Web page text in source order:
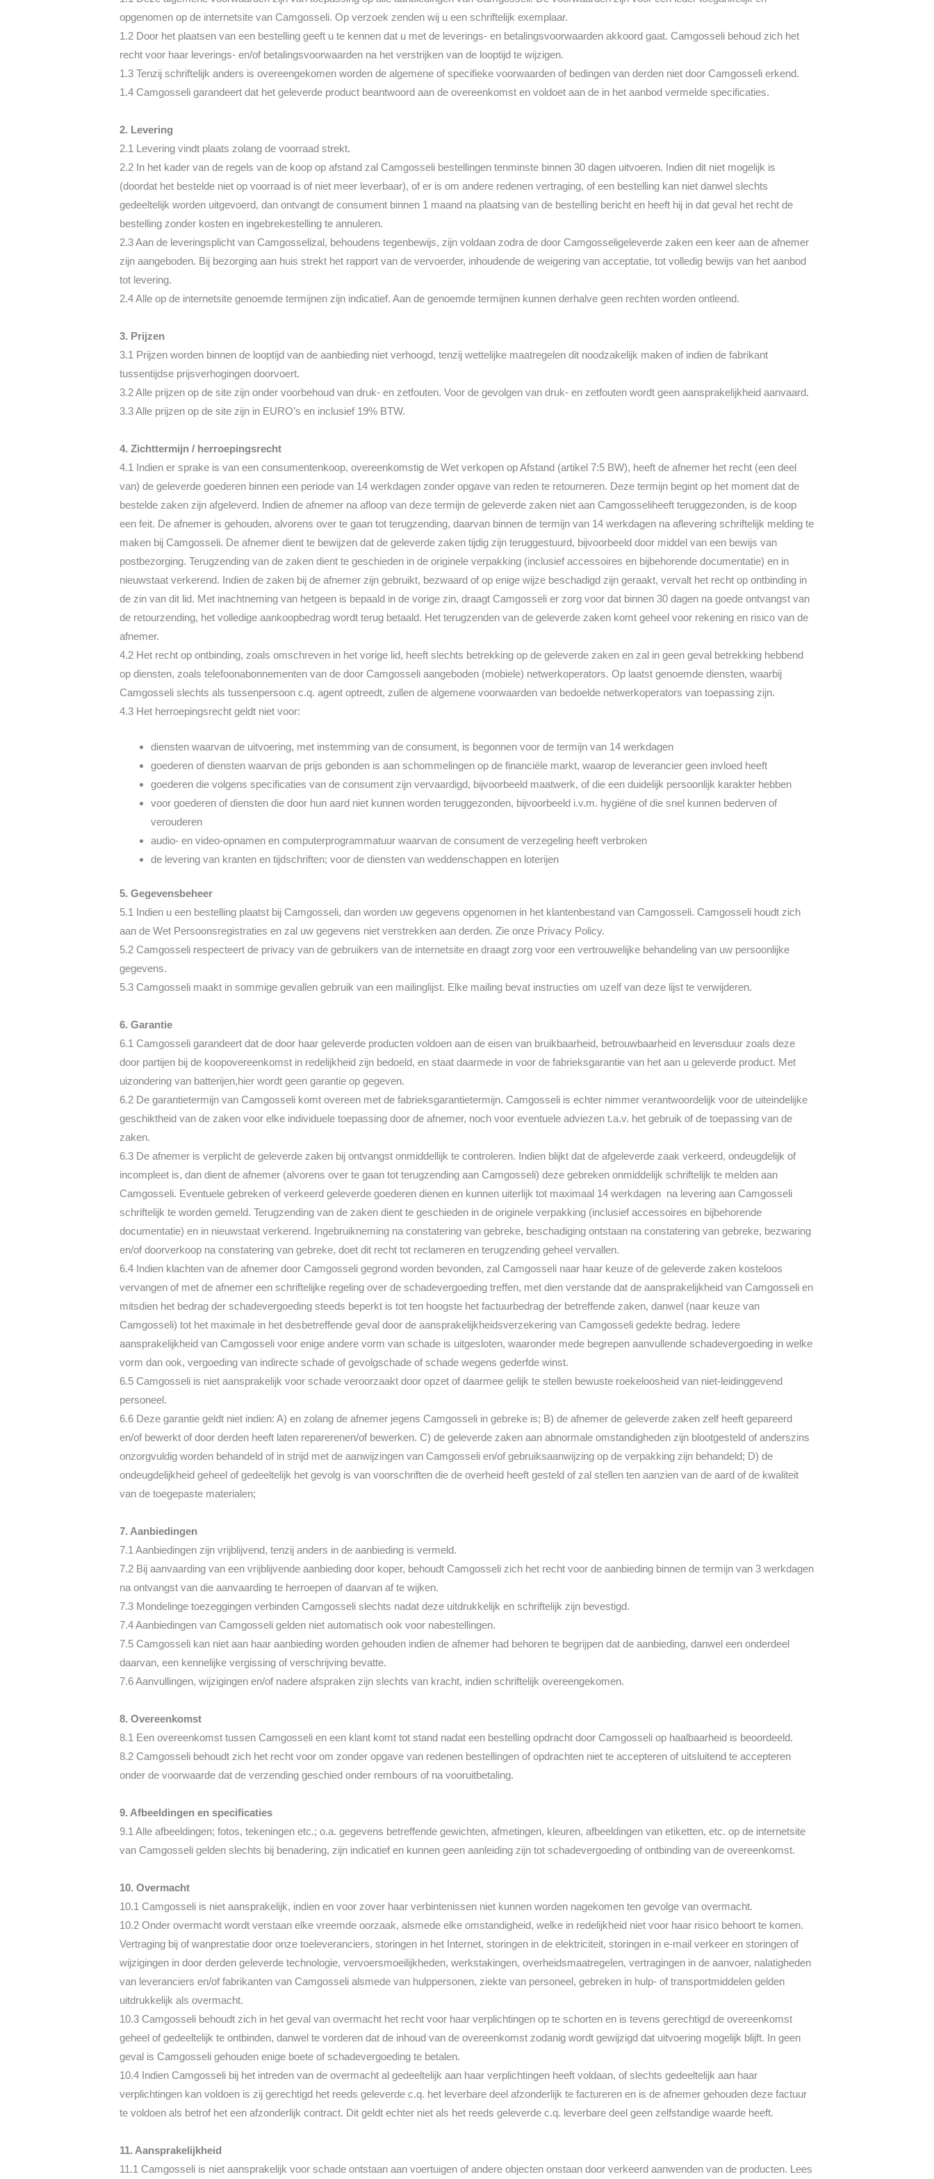
opgenomen op de internetsite van Camgosseli. Op verzoek zenden wij u een schriftelijk exemplaar.
1.2 Door het plaatsen van een bestelling geeft u te kennen dat u met de leverings- en betalingsvoorwaarden akkoord gaat. Camgosseli behoud zich het
recht voor haar leverings- en/of betalingsvoorwaarden na het verstrijken van de looptijd te wijzigen.
1.3 Tenzij schriftelijk anders is overeengekomen worden de algemene of specifieke voorwaarden of bedingen van derden niet door Camgosseli erkend.
1.4 Camgosseli garandeert dat het geleverde product beantwoord aan de overeenkomst en voldoet aan de in het aanbod vermelde specificaties.
2. Levering
2.1 Levering vindt plaats zolang de voorraad strekt.
2.2 In het kader van de regels van de koop op afstand zal Camgosseli bestellingen tenminste binnen 30 dagen uitvoeren. Indien dit niet mogelijk is
(doordat het bestelde niet op voorraad is of niet meer leverbaar), of er is om andere redenen vertraging, of een bestelling kan niet danwel slechts
gedeeltelijk worden uitgevoerd, dan ontvangt de consument binnen 1 maand na plaatsing van de bestelling bericht en heeft hij in dat geval het recht de
bestelling zonder kosten en ingebrekestelling te annuleren.
2.3 Aan de leveringsplicht van Camgosselizal, behoudens tegenbewijs, zijn voldaan zodra de door Camgosseligeleverde zaken een keer aan de afnemer
zijn aangeboden. Bij bezorging aan huis strekt het rapport van de vervoerder, inhoudende de weigering van acceptatie, tot volledig bewijs van het aanbod
tot levering.
2.4 Alle op de internetsite genoemde termijnen zijn indicatief. Aan de genoemde termijnen kunnen derhalve geen rechten worden ontleend.
3. Prijzen
3.1 Prijzen worden binnen de looptijd van de aanbieding niet verhoogd, tenzij wettelijke maatregelen dit noodzakelijk maken of indien de fabrikant
tussentijdse prijsverhogingen doorvoert.
3.2 Alle prijzen op de site zijn onder voorbehoud van druk- en zetfouten. Voor de gevolgen van druk- en zetfouten wordt geen aansprakelijkheid aanvaard.
3.3 Alle prijzen op de site zijn in EURO’s en inclusief 19% BTW.
4. Zichttermijn / herroepingsrecht
4.1 Indien er sprake is van een consumentenkoop, overeenkomstig de Wet verkopen op Afstand (artikel 7:5 BW), heeft de afnemer het recht (een deel
van) de geleverde goederen binnen een periode van 14 werkdagen zonder opgave van reden te retourneren. Deze termijn begint op het moment dat de
bestelde zaken zijn afgeleverd. Indien de afnemer na afloop van deze termijn de geleverde zaken niet aan Camgosseliheeft teruggezonden, is de koop
een feit. De afnemer is gehouden, alvorens over te gaan tot terugzending, daarvan binnen de termijn van 14 werkdagen na aflevering schriftelijk melding te
maken bij Camgosseli. De afnemer dient te bewijzen dat de geleverde zaken tijdig zijn teruggestuurd, bijvoorbeeld door middel van een bewijs van
postbezorging. Terugzending van de zaken dient te geschieden in de originele verpakking (inclusief accessoires en bijbehorende documentatie) en in
nieuwstaat verkerend. Indien de zaken bij de afnemer zijn gebruikt, bezwaard of op enige wijze beschadigd zijn geraakt, vervalt het recht op ontbinding in
de zin van dit lid. Met inachtneming van hetgeen is bepaald in de vorige zin, draagt Camgosseli er zorg voor dat binnen 30 dagen na goede ontvangst van
de retourzending, het volledige aankoopbedrag wordt terug betaald. Het terugzenden van de geleverde zaken komt geheel voor rekening en risico van de
afnemer.
4.2 Het recht op ontbinding, zoals omschreven in het vorige lid, heeft slechts betrekking op de geleverde zaken en zal in geen geval betrekking hebbend
op diensten, zoals telefoonabonnementen van de door Camgosseli aangeboden (mobiele) netwerkoperators. Op laatst genoemde diensten, waarbij
Camgosseli slechts als tussenpersoon c.q. agent optreedt, zullen de algemene voorwaarden van bedoelde netwerkoperators van toepassing zijn.
4.3 Het herroepingsrecht geldt niet voor:
diensten waarvan de uitvoering, met instemming van de consument, is begonnen voor de termijn van 14 werkdagen
goederen of diensten waarvan de prijs gebonden is aan schommelingen op de financiële markt, waarop de leverancier geen invloed heeft
goederen die volgens specificaties van de consument zijn vervaardigd, bijvoorbeeld maatwerk, of die een duidelijk persoonlijk karakter hebben
voor goederen of diensten die door hun aard niet kunnen worden teruggezonden, bijvoorbeeld i.v.m. hygiëne of die snel kunnen bederven of
verouderen
audio- en video-opnamen en computerprogrammatuur waarvan de consument de verzegeling heeft verbroken
de levering van kranten en tijdschriften; voor de diensten van weddenschappen en loterijen
5. Gegevensbeheer
5.1 Indien u een bestelling plaatst bij Camgosseli, dan worden uw gegevens opgenomen in het klantenbestand van Camgosseli. Camgosseli houdt zich
aan de Wet Persoonsregistraties en zal uw gegevens niet verstrekken aan derden. Zie onze Privacy Policy.
5.2 Camgosseli respecteert de privacy van de gebruikers van de internetsite en draagt zorg voor een vertrouwelijke behandeling van uw persoonlijke
gegevens.
5.3 Camgosseli maakt in sommige gevallen gebruik van een mailinglijst. Elke mailing bevat instructies om uzelf van deze lijst te verwijderen.
6. Garantie
6.1 Camgosseli garandeert dat de door haar geleverde producten voldoen aan de eisen van bruikbaarheid, betrouwbaarheid en levensduur zoals deze
door partijen bij de koopovereenkomst in redelijkheid zijn bedoeld, en staat daarmede in voor de fabrieksgarantie van het aan u geleverde product. Met
uizondering van batterijen,hier wordt geen garantie op gegeven.
6.2 De garantietermijn van Camgosseli komt overeen met de fabrieksgarantietermijn. Camgosseli is echter nimmer verantwoordelijk voor de uiteindelijke
geschiktheid van de zaken voor elke individuele toepassing door de afnemer, noch voor eventuele adviezen t.a.v. het gebruik of de toepassing van de
zaken.
6.3 De afnemer is verplicht de geleverde zaken bij ontvangst onmiddellijk te controleren. Indien blijkt dat de afgeleverde zaak verkeerd, ondeugdelijk of
incompleet is, dan dient de afnemer (alvorens over te gaan tot terugzending aan Camgosseli) deze gebreken onmiddelijk schriftelijk te melden aan
Camgosseli. Eventuele gebreken of verkeerd geleverde goederen dienen en kunnen uiterlijk tot maximaal 14 werkdagen na levering aan Camgosseli
schriftelijk te worden gemeld. Terugzending van de zaken dient te geschieden in de originele verpakking (inclusief accessoires en bijbehorende
documentatie) en in nieuwstaat verkerend. Ingebruikneming na constatering van gebreke, beschadiging ontstaan na constatering van gebreke, bezwaring
en/of doorverkoop na constatering van gebreke, doet dit recht tot reclameren en terugzending geheel vervallen.
6.4 Indien klachten van de afnemer door Camgosseli gegrond worden bevonden, zal Camgosseli naar haar keuze of de geleverde zaken kosteloos
vervangen of met de afnemer een schriftelijke regeling over de schadevergoeding treffen, met dien verstande dat de aansprakelijkheid van Camgosseli en
mitsdien het bedrag der schadevergoeding steeds beperkt is tot ten hoogste het factuurbedrag der betreffende zaken, danwel (naar keuze van
Camgosseli) tot het maximale in het desbetreffende geval door de aansprakelijkheidsverzekering van Camgosseli gedekte bedrag. Iedere
aansprakelijkheid van Camgosseli voor enige andere vorm van schade is uitgesloten, waaronder mede begrepen aanvullende schadevergoeding in welke
vorm dan ook, vergoeding van indirecte schade of gevolgschade of schade wegens gederfde winst.
6.5 Camgosseli is niet aansprakelijk voor schade veroorzaakt door opzet of daarmee gelijk te stellen bewuste roekeloosheid van niet-leidinggevend
personeel.
6.6 Deze garantie geldt niet indien: A) en zolang de afnemer jegens Camgosseli in gebreke is; B) de afnemer de geleverde zaken zelf heeft gepareerd
en/of bewerkt of door derden heeft laten reparerenen/of bewerken. C) de geleverde zaken aan abnormale omstandigheden zijn blootgesteld of anderszins
onzorgvuldig worden behandeld of in strijd met de aanwijzingen van Camgosseli en/of gebruiksaanwijzing op de verpakking zijn behandeld; D) de
ondeugdelijkheid geheel of gedeeltelijk het gevolg is van voorschriften die de overheid heeft gesteld of zal stellen ten aanzien van de aard of de kwaliteit
van de toegepaste materialen;
7. Aanbiedingen
7.1 Aanbiedingen zijn vrijblijvend, tenzij anders in de aanbieding is vermeld.
7.2 Bij aanvaarding van een vrijblijvende aanbieding door koper, behoudt Camgosseli zich het recht voor de aanbieding binnen de termijn van 3 werkdagen
na ontvangst van die aanvaarding te herroepen of daarvan af te wijken.
7.3 Mondelinge toezeggingen verbinden Camgosseli slechts nadat deze uitdrukkelijk en schriftelijk zijn bevestigd.
7.4 Aanbiedingen van Camgosseli gelden niet automatisch ook voor nabestellingen.
7.5 Camgosseli kan niet aan haar aanbieding worden gehouden indien de afnemer had behoren te begrijpen dat de aanbieding, danwel een onderdeel
daarvan, een kennelijke vergissing of verschrijving bevatte.
7.6 Aanvullingen, wijzigingen en/of nadere afspraken zijn slechts van kracht, indien schriftelijk overeengekomen.
8. Overeenkomst
8.1 Een overeenkomst tussen Camgosseli en een klant komt tot stand nadat een bestelling opdracht door Camgosseli op haalbaarheid is beoordeeld.
8.2 Camgosseli behoudt zich het recht voor om zonder opgave van redenen bestellingen of opdrachten niet te accepteren of uitsluitend te accepteren
onder de voorwaarde dat de verzending geschied onder rembours of na vooruitbetaling.
9. Afbeeldingen en specificaties
9.1 Alle afbeeldingen; fotos, tekeningen etc.; o.a. gegevens betreffende gewichten, afmetingen, kleuren, afbeeldingen van etiketten, etc. op de internetsite
van Camgosseli gelden slechts bij benadering, zijn indicatief en kunnen geen aanleiding zijn tot schadevergoeding of ontbinding van de overeenkomst.
10. Overmacht
10.1 Camgosseli is niet aansprakelijk, indien en voor zover haar verbintenissen niet kunnen worden nagekomen ten gevolge van overmacht.
10.2 Onder overmacht wordt verstaan elke vreemde oorzaak, alsmede elke omstandigheid, welke in redelijkheid niet voor haar risico behoort te komen.
Vertraging bij of wanprestatie door onze toeleveranciers, storingen in het Internet, storingen in de elektriciteit, storingen in e-mail verkeer en storingen of
wijzigingen in door derden geleverde technologie, vervoersmoeilijkheden, werkstakingen, overheidsmaatregelen, vertragingen in de aanvoer, nalatigheden
van leveranciers en/of fabrikanten van Camgosseli alsmede van hulppersonen, ziekte van personeel, gebreken in hulp- of transportmiddelen gelden
uitdrukkelijk als overmacht.
10.3 Camgosseli behoudt zich in het geval van overmacht het recht voor haar verplichtingen op te schorten en is tevens gerechtigd de overeenkomst
geheel of gedeeltelijk te ontbinden, danwel te vorderen dat de inhoud van de overeenkomst zodanig wordt gewijzigd dat uitvoering mogelijk blijft. In geen
geval is Camgosseli gehouden enige boete of schadevergoeding te betalen.
10.4 Indien Camgosseli bij het intreden van de overmacht al gedeeltelijk aan haar verplichtingen heeft voldaan, of slechts gedeeltelijk aan haar
verplichtingen kan voldoen is zij gerechtigd het reeds geleverde c.q. het leverbare deel afzonderlijk te factureren en is de afnemer gehouden deze factuur
te voldoen als betrof het een afzonderlijk contract. Dit geldt echter niet als het reeds geleverde c.q. leverbare deel geen zelfstandige waarde heeft.
11. Aansprakelijkheid
11.1 Camgosseli is niet aansprakelijk voor schade ontstaan aan voertuigen of andere objecten onstaan door verkeerd aanwenden van de producten. Lees